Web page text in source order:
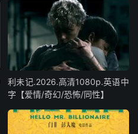
利未记.2026.高清1080p.英语中
字【爱情/奇幻/恐怖/同性】